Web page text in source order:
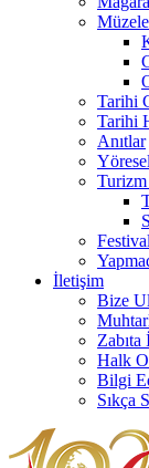
Tarihi
Tarihi
Anıtlar
İletişim
Bize
Zabıta
Halk
Bilgi
Sıkça